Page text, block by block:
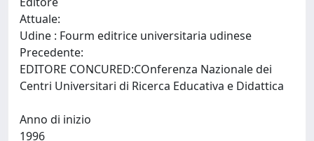
Attuale:
Udine : Fourm editrice universitaria udinese
Precedente:
EDITORE CONCURED:COnferenza Nazionale dei
Anno di inizio